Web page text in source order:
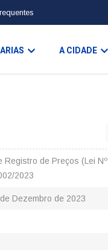
A CIDADE
Registro de Preços (Lei Nº
2023
Dezembro de 2023